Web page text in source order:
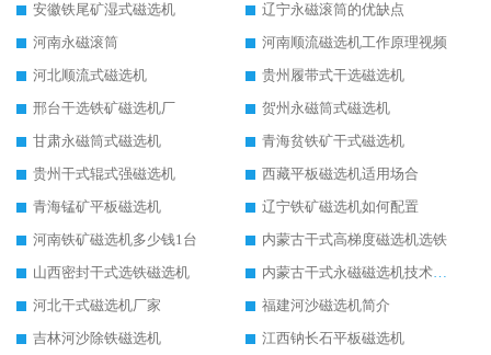
安徽铁尾矿湿式磁选机
辽宁永磁滚筒的优缺点
河南永磁滚筒
河南顺流磁选机工作原理视频
河北顺流式磁选机
贵州履带式干选磁选机
邢台干选铁矿磁选机厂
贺州永磁筒式磁选机
甘肃永磁筒式磁选机
青海贫铁矿干式磁选机
贵州干式辊式强磁选机
西藏平板磁选机适用场合
青海锰矿平板磁选机
辽宁铁矿磁选机如何配置
河南铁矿磁选机多少钱1台
内蒙古干式高梯度磁选机选铁
山西密封干式选铁磁选机
内蒙古干式永磁磁选机技术要求
河北干式磁选机厂家
福建河沙磁选机简介
吉林河沙除铁磁选机
江西钠长石平板磁选机